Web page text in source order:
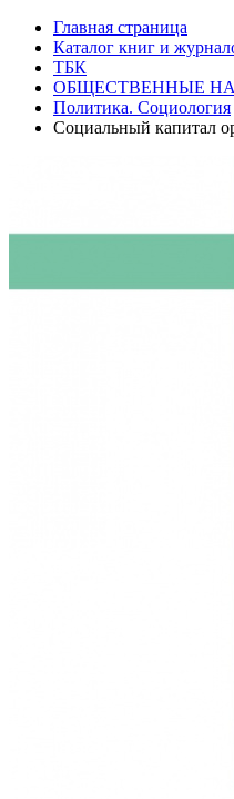
Главная страница
Каталог книг и
ТБК
ОБЩЕСТВЕННЫЕ
Политика. Социология
Социальный капитал